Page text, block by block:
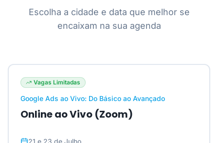
Escolha a cidade e data que melhor se
encaixam na sua agenda
Vagas Limitadas
Google Ads ao Vivo: Do Básico ao Avançado
Online ao Vivo (Zoom)
21 e 23 de Julho